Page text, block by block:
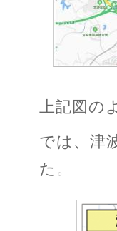
上記図の
では、津
た。